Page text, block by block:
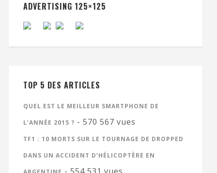
ADVERTISING 125×125
TOP 5 DES ARTICLES
QUEL EST LE MEILLEUR SMARTPHONE DE
L’ANNÉE 2015 ? - 570 567 vues
TF1 : 10 MORTS SUR LE TOURNAGE DE DROPPED
DANS UN ACCIDENT D’HÉLICOPTÈRE EN